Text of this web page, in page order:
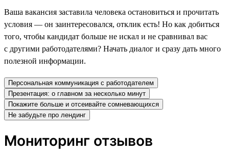
Ваша вакансия заставила человека остановиться и прочитать
условия — он заинтересовался, отклик есть! Но как добиться
того, чтобы кандидат больше не искал и не сравнивал вас
с другими работодателями? Начать диалог и сразу дать много
полезной информации.
Персональная коммуникация с работодателем
Презентация: о главном за несколько минут
Покажите больше и отсеивайте сомневающихся
Не забудьте про лендинг
Мониторинг отзывов